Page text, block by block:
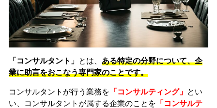
「コンサルタント」 とは、 ある特定の分野について、企
業に助言をおこなう専門家のことです。
コンサルタントが行う業務を 「コンサルティング」 とい
い、コンサルタントが属する企業のことを 「コンサルテ